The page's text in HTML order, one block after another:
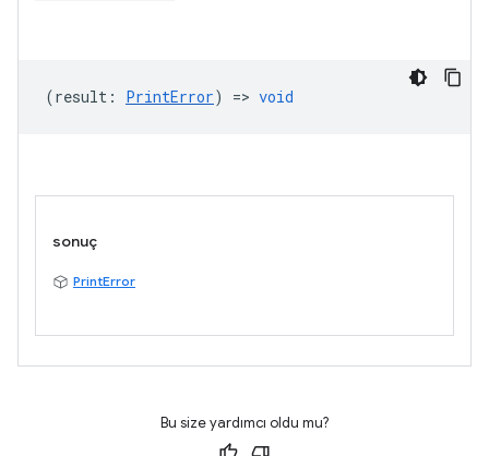
(result : PrintError) => void
sonuç
PrintError
Bu size yardımcı oldu mu?